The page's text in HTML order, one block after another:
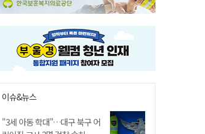
이슈&뉴스
"3세 아동 학대"…대구 북구 어